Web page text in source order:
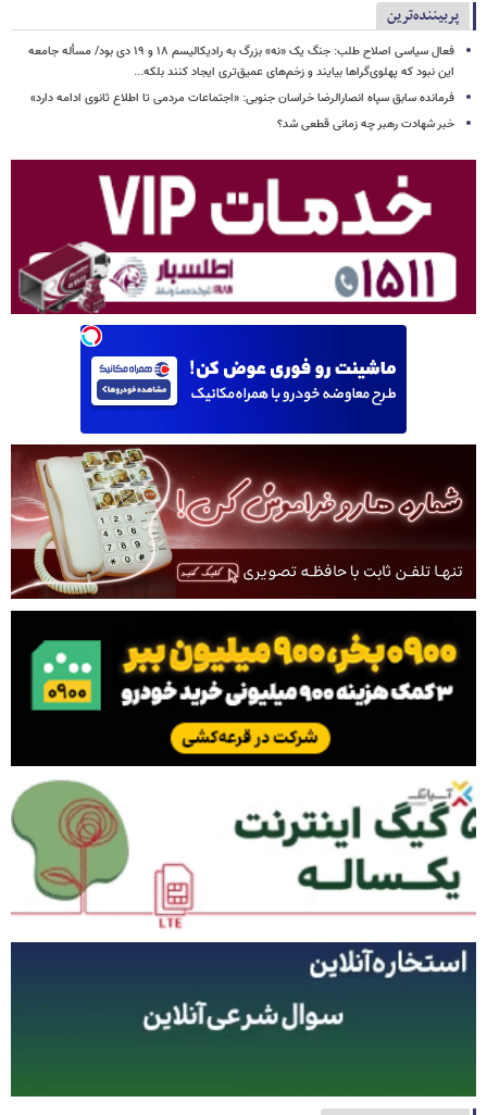
پربیننده‌ترین
فعال سیاسی اصلاح طلب: جنگ یک «نه» بزرگ به رادیکالیسم ۱۸ و ۱۹ دی بود/ مسأله جامعه
این نبود که پهلوی‌گراها بیایند و زخم‌های عمیق‌تری ایجاد کنند بلکه...
فرمانده سابق سپاه انصارالرضا خراسان جنوبی: «اجتماعات مردمی تا اطلاع ثانوی ادامه دارد»
خبر شهادت رهبر چه زمانی قطعی شد؟